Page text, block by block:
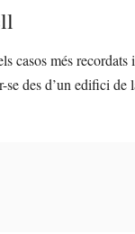
casos més
des d’un edifici